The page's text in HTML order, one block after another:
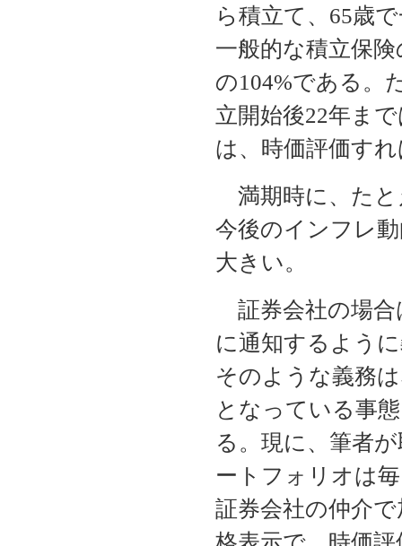
ら積立て、65歳
一般的な積立保
の104%である。
立開始後22年ま
は、時価評価す
満期時に、たと
今後のインフレ
大きい。
証券会社の場合
に通知するよう
そのような義務
となっている事
る。現に、筆者
ートフォリオは
証券会社の仲介